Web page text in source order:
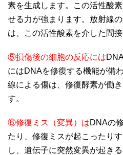
素を生成します。この活性酸
せる力が強まります。放射線
は、この活性酸素を介した間
⑤損傷後の細胞の反応には
にはDNAを修復する機能が備
線による傷は、修復酵素が働
す。
⑥修復ミス（変異）はDNAの
たり、修復ミスが起こったり
し、遺伝子に突然変異が起き